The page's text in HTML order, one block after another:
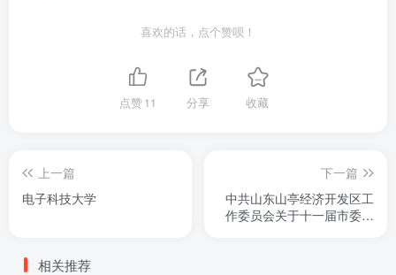
喜欢的话，点个赞呗！
点赞11 分享 收藏
上一篇
电子科技大学
下一篇
中共山东山亭经济开发区工
作委员会关于十一届市委第
相关推荐